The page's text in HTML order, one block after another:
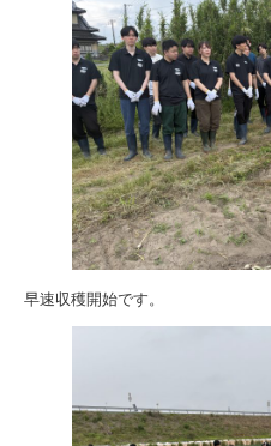
早速収穫開始です。